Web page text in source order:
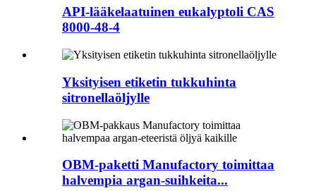
API-lääkelaatuinen eukalyptoli CAS
8000-48-4
Yksityisen etiketin tukkuhinta
sitronellaöljylle
OBM-paketti Manufactory toimittaa
halvempia argan-suihkeita...